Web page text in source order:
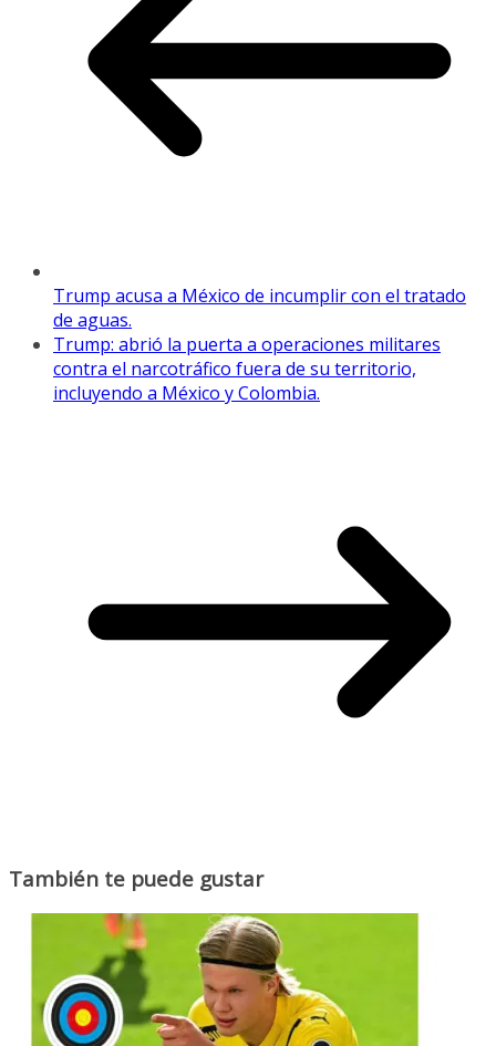
Trump acusa a México de incumplir con el tratado
de aguas.
Trump: abrió la puerta a operaciones militares
contra el narcotráfico fuera de su territorio,
incluyendo a México y Colombia.
También te puede gustar